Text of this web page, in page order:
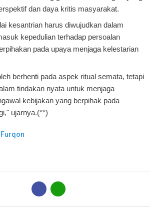
dan daya kritis masyarakat.
kesantrian harus diwujudkan dalam
kepedulian terhadap persoalan
pada upaya menjaga kelestarian
berhenti pada aspek ritual semata, tetapi
tindakan nyata untuk menjaga
kebijakan yang berpihak pada
ujarnya.(**)
B